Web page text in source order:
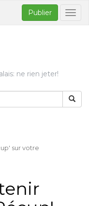
Publier
ne rien jeter!
sur votre